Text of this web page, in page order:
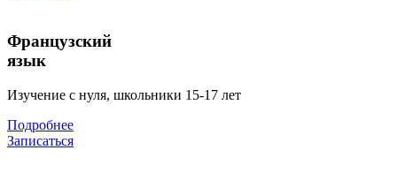
Французский
язык
Изучение с нуля, школьники 15-17 лет
Подробнее
Записаться